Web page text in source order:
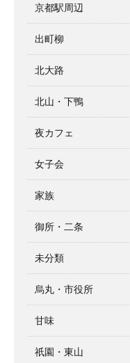
京都駅周辺
出町柳
北大路
北山・下鴨
夜カフェ
女子会
家族
御所・二条
未分類
烏丸・市役所
甘味
祇園・東山